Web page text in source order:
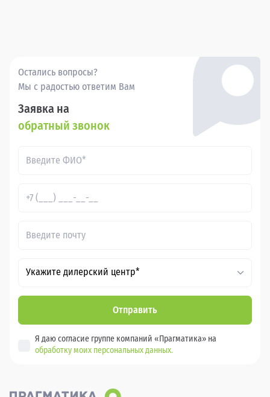
Остались вопросы?
Мы с радостью ответим Вам
Заявка на
обратный звонок
Укажите дилерский центр*
Отправить
Я даю согласие группе компаний «Прагматика» на
обработку моих персональных данных.